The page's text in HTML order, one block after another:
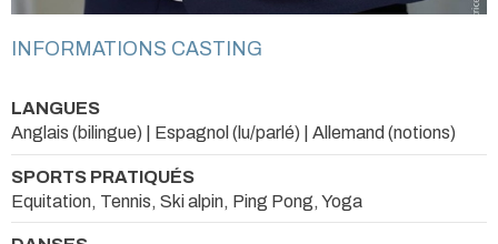
INFORMATIONS CASTING
LANGUES
Anglais (bilingue) | Espagnol (lu/parlé) | Allemand (notions)
SPORTS PRATIQUÉS
Equitation, Tennis, Ski alpin, Ping Pong, Yoga